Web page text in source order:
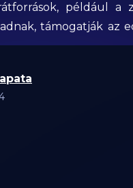
például a
támogatják az